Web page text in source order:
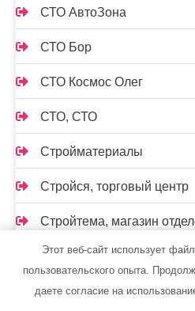
СТО АвтоЗона
СТО Бор
СТО Космос Олег
СТО, СТО
Стройматериалы
Стройся, торговый центр
Стройтема, магазин
Стройтема, магазин
Таежный привал, мини-
Этот веб-сайт использует
пользовательского опыта.
даете согласие на